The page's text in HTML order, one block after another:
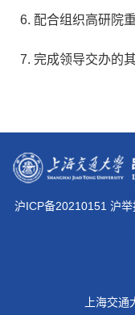
配合组织高研院
完成领导交办的
沪ICP备20210151 沪
上海交